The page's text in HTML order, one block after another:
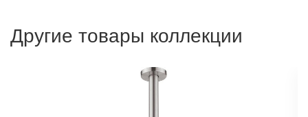
Другие товары коллекции